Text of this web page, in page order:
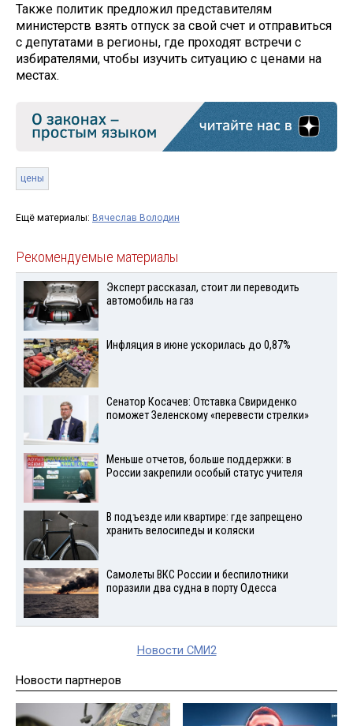
Также политик предложил представителям
министерств взять отпуск за свой счет и отправиться
с депутатами в регионы, где проходят встречи с
избирателями, чтобы изучить ситуацию с ценами на
местах.
цены
Ещё материалы: Вячеслав Володин
Рекомендуемые материалы
Эксперт рассказал, стоит ли переводить
автомобиль на газ
Инфляция в июне ускорилась до 0,87%
Сенатор Косачев: Отставка Свириденко
поможет Зеленскому «перевести стрелки»
Меньше отчетов, больше поддержки: в
России закрепили особый статус учителя
В подъезде или квартире: где запрещено
хранить велосипеды и коляски
Самолеты ВКС России и беспилотники
поразили два судна в порту Одесса
Новости СМИ2
Новости партнеров